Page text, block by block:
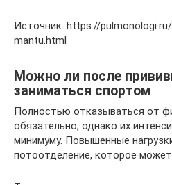
Источник: https://
mantu.html
Можно ли после
заниматься спортом
Полностью отказываться от
обязательно, однако их
минимуму. Повышенные
потоотделение, которое может